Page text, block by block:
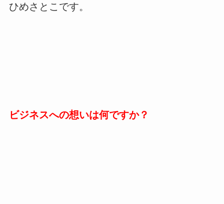
ひめさとこです。
ビジネスへの想いは何ですか？